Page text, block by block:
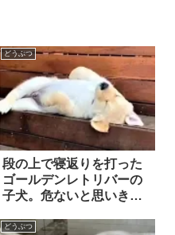
どうぶつ
段の上で寝返りを打った
ゴールデンレトリバーの
子犬。危ないと思いき
せた
どうぶつ